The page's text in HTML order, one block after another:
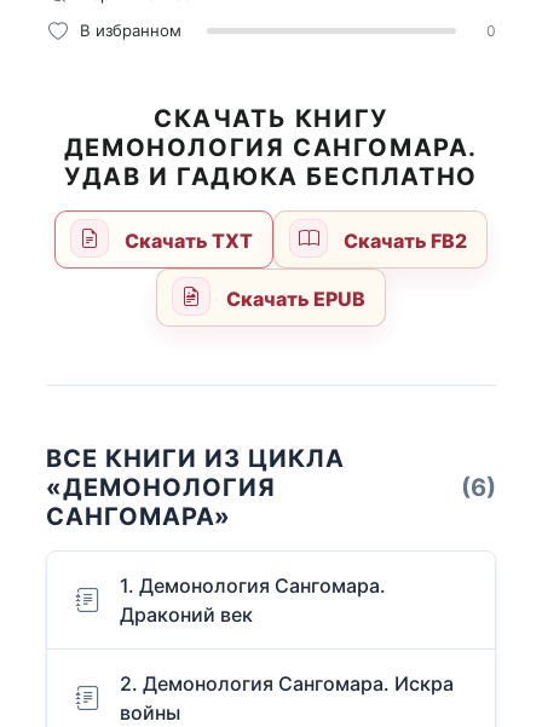
В избранном 0
СКАЧАТЬ КНИГУ
ДЕМОНОЛОГИЯ САНГОМАРА.
УДАВ И ГАДЮКА БЕСПЛАТНО
Скачать TXT Скачать FB2
Скачать EPUB
ВСЕ КНИГИ ИЗ ЦИКЛА
«ДЕМОНОЛОГИЯ
САНГОМАРА»
(6)
1. Демонология Сангомара.
Драконий век
2. Демонология Сангомара. Искра
войны